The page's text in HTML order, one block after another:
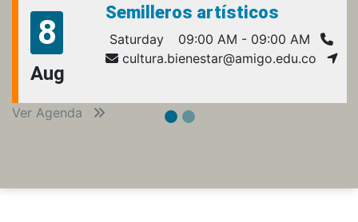
8
Aug
Semilleros artísticos
Saturday
09:00 AM - 09:00 AM
cultura.bienestar@amigo.edu.co
Ver Agenda